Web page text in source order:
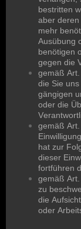
bestritten
aber
mehr
Ausübung
benötigen
gegen die
gemäß Art.
die Sie
gängigen
oder die
gemäß
hat zur
dieser
fortführen
gemäß
zu
die
oder